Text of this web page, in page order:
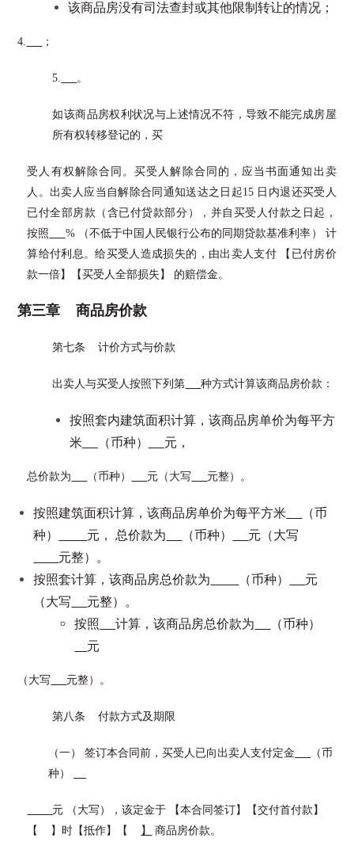
该商品房没有司法查封或其他限制转让的情况；
4. ；
5. 。
如该商品房权利状况与上述情况不符，导致不能完成房屋
所有权转移登记的，买
受人有权解除合同。买受人解除合同的，应当书面通知出卖
人。出卖人应当自解除合同通知送达之日起15 日内退还买受人
已付全部房款（含已付贷款部分），并自买受人付款之日起，
按照
% （不低于中国人民银行公布的同期贷款基准利率） 计
算给付利息。给买受人造成损失的，由出卖人支付 【已付房价
款一倍】【买受人全部损失】 的赔偿金。
第三章 商品房价款
第七条 计价方式与价款
出卖人与买受人按照下列第 种方式计算该商品房价款：
按照套内建筑面积计算，该商品房单价为每平方
米
（币种） 元，
总价款为 （币种） 元（大写 元整）。
按照建筑面积计算，该商品房单价为每平方米
（币
种）
元， 总价款为 （币种）
元（大写
元整）。
按照套计算，该商品房总价款为
（币种）
元
（大写
元整）。
按照
计算，该商品房总价款为
（币种）
元
（大写 元整）。
第八条 付款方式及期限
（一） 签订本合同前，买受人已向出卖人支付定金
（币
种）
元 （大写），该定金于 【本合同签订】【交付首付款】
【 】时【抵作】【
】 商品房价款。